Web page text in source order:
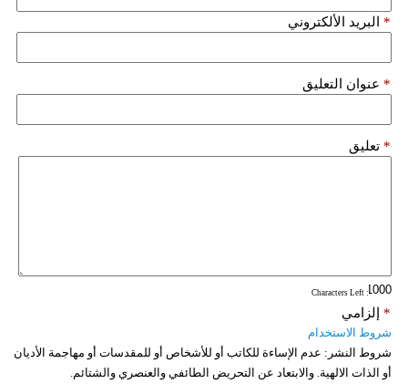
البريد الألكتروني *
عنوان التعليق *
تعليق *
: Characters Left
إلزامي *
شروط الاستخدام
شروط النشر: عدم الإساءة للكاتب أو للأشخاص أو للمقدسات أو مهاجمة الأديان
أو الذات الالهية. والابتعاد عن التحريض الطائفي والعنصري والشتائم.